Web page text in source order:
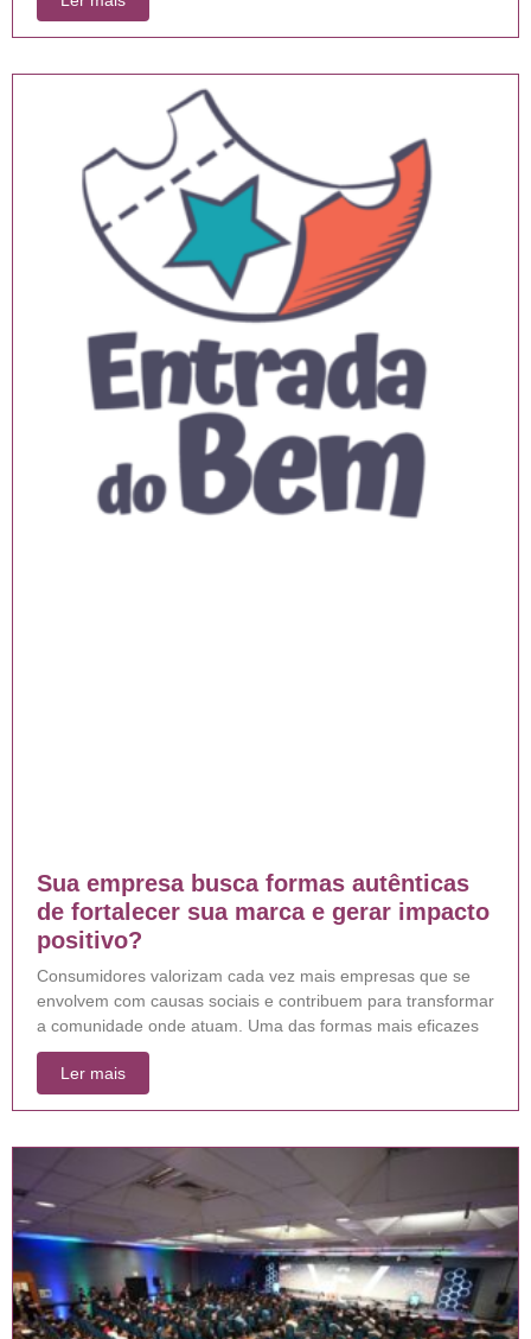
Sua empresa busca formas autênticas
de fortalecer sua marca e gerar impacto
positivo?
Consumidores valorizam cada vez mais empresas que se
envolvem com causas sociais e contribuem para transformar
a comunidade onde atuam. Uma das formas mais eficazes
Ler mais